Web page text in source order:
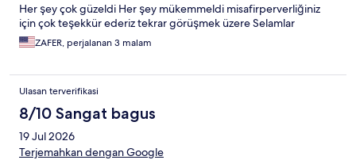
Her şey çok güzeldi Her şey mükemmeldi misafirperverliğiniz
için çok teşekkür ederiz tekrar görüşmek üzere Selamlar
ZAFER, perjalanan 3 malam
Ulasan terverifikasi
8/10 Sangat bagus
19 Jul 2026
Terjemahkan dengan Google